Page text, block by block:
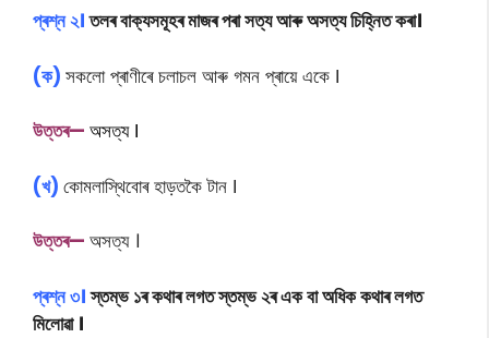
প্ৰশ্ন ২।তলৰ বাক্যসমূহৰ মাজৰ পৰা সত্য আৰু অসত্য চিহ্নিত কৰা।
(ক) সকলো প্ৰাণীৰে চলাচল আৰু গমন প্ৰায়ে একে ǀ
উত্তৰ— অসত্য ǀ
(খ) কোমলাস্থিবোৰ হাড়তকৈ টান ǀ
উত্তৰ— অসত্য ।
প্ৰশ্ন৩।স্তম্ভ ১ৰ কথাৰ লগত স্তম্ভ ২ৰ এক বা অধিক কথাৰ লগত
মিলোৱা ।